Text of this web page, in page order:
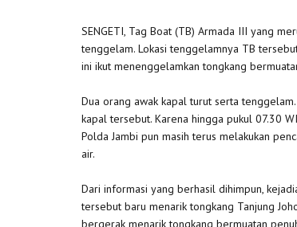
SENGETI, Tag Boat (TB) Armada III yang
tenggelam. Lokasi tenggelamnya TB
ini ikut menenggelamkan tongkang
Dua orang awak kapal turut serta
kapal tersebut. Karena hingga pukul 07.30
Polda Jambi pun masih terus melakukan
air.
Dari informasi yang berhasil dihimpun,
tersebut baru menarik tongkang Tanjung
bergerak menarik tongkang bermuatan